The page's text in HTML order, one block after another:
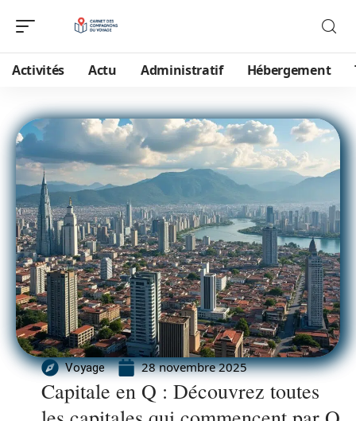
Activités Actu Administratif Hébergement
Voyage 28 novembre 2025
Capitale en Q : Découvrez toutes